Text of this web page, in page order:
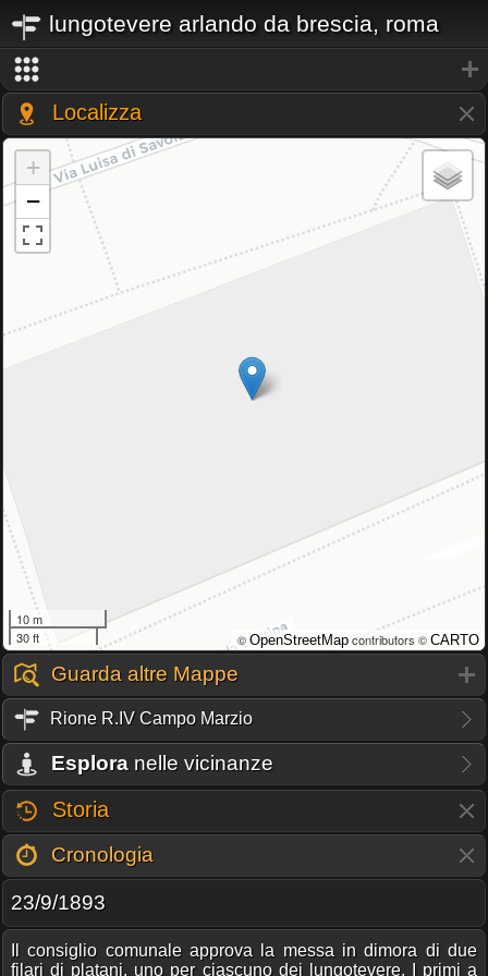
lungotevere arlando da brescia, roma
Localizza
+
−
10 m
30 ft
© OpenStreetMap contributors © CARTO
Guarda altre Mappe
Rione R.IV Campo Marzio
Esplora nelle vicinanze
Storia
Cronologia
23/9/1893
Il consiglio comunale approva la messa in dimora di due
filari di platani, uno per ciascuno dei lungotevere. I primi a